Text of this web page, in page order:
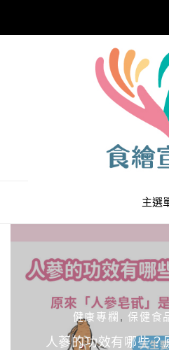
主選
健康專欄 ,保健食
人蔘的功效有哪些？